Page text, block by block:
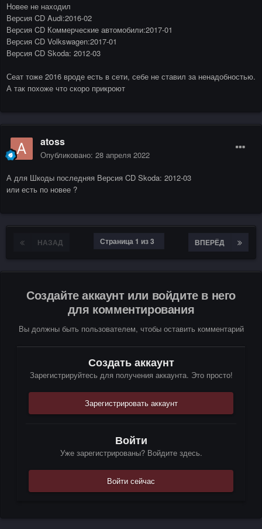
Новее не находил
Версия CD Audi:2016-02
Версия CD Коммерческие автомобили:2017-01
Версия CD Volkswagen:2017-01
Версия CD Skoda: 2012-03
Сеат тоже 2016 вроде есть в сети, себе не ставил за ненадобностью.
А так похоже что скоро прикроют
atoss
Опубликовано: 28 апреля 2022
А для Шкоды последняя Версия CD Skoda: 2012-03
или есть по новее ?
НАЗАД ВПЕРЁД
Страница 1 из 3
Создайте аккаунт или войдите в него
для комментирования
Вы должны быть пользователем, чтобы оставить комментарий
Создать аккаунт
Зарегистрируйтесь для получения аккаунта. Это просто!
Зарегистрировать аккаунт
Войти
Уже зарегистрированы? Войдите здесь.
Войти сейчас